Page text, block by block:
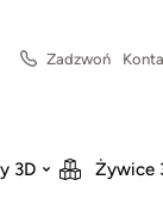
Zadzwoń
3D Żywice